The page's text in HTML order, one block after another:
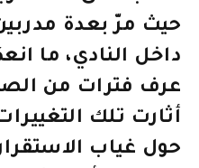
حيث مرّ بعدة
داخل النادي، ما
عرف فترات من
أثارت تلك
حول غياب